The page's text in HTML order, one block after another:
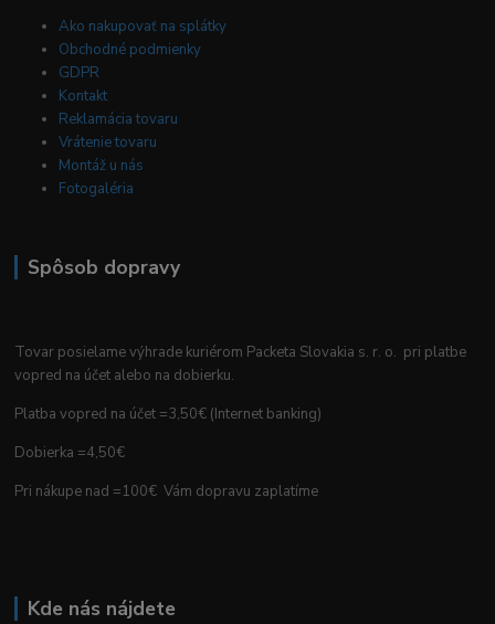
Ako nakupovať na splátky
Obchodné podmienky
GDPR
Kontakt
Reklamácia tovaru
Vrátenie tovaru
Montáž u nás
Fotogaléria
Spôsob dopravy
Tovar posielame výhrade kuriérom Packeta Slovakia s. r. o. pri platbe
vopred na účet alebo na dobierku.
Platba vopred na účet =3,50€ (Internet banking)
Dobierka =4,50€
Pri nákupe nad =100€ Vám dopravu zaplatíme
Kde nás nájdete